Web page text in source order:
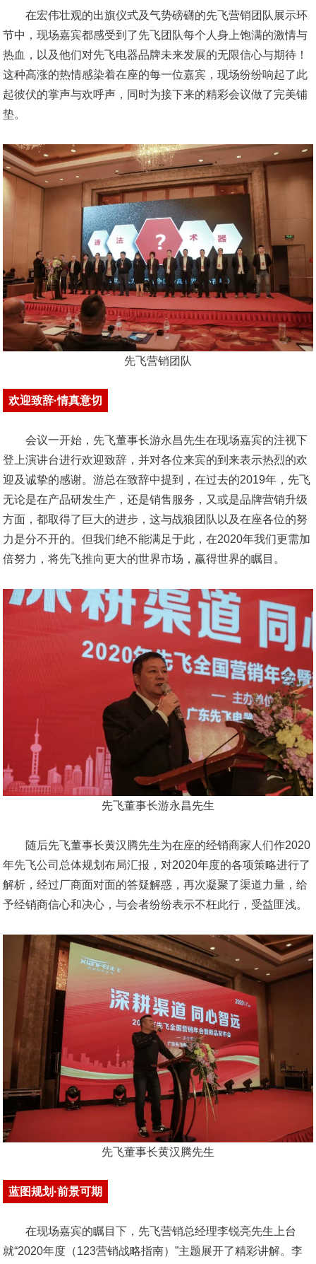
在宏伟壮观的出旗仪式及气势磅礴的先飞营销团队展示环
节中，现场嘉宾都感受到了先飞团队每个人身上饱满的激情与
热血，以及他们对先飞电器品牌未来发展的无限信心与期待！
这种高涨的热情感染着在座的每一位嘉宾，现场纷纷响起了此
起彼伏的掌声与欢呼声，同时为接下来的精彩会议做了完美铺
垫。
先飞营销团队
欢迎致辞·情真意切
会议一开始，先飞董事长游永昌先生在现场嘉宾的注视下
登上演讲台进行欢迎致辞，并对各位来宾的到来表示热烈的欢
迎及诚挚的感谢。游总在致辞中提到，在过去的2019年，先飞
无论是在产品研发生产，还是销售服务，又或是品牌营销升级
方面，都取得了巨大的进步，这与战狼团队以及在座各位的努
力是分不开的。但我们绝不能满足于此，在2020年我们更需加
倍努力，将先飞推向更大的世界市场，赢得世界的瞩目。
先飞董事长游永昌先生
随后先飞董事长黄汉腾先生为在座的经销商家人们作2020
年先飞公司总体规划布局汇报，对2020年度的各项策略进行了
解析，经过厂商面对面的答疑解惑，再次凝聚了渠道力量，给
予经销商信心和决心，与会者纷纷表示不枉此行，受益匪浅。
先飞董事长黄汉腾先生
蓝图规划·前景可期
在现场嘉宾的瞩目下，先飞营销总经理李锐亮先生上台
就“2020年度（123营销战略指南）”主题展开了精彩讲解。李